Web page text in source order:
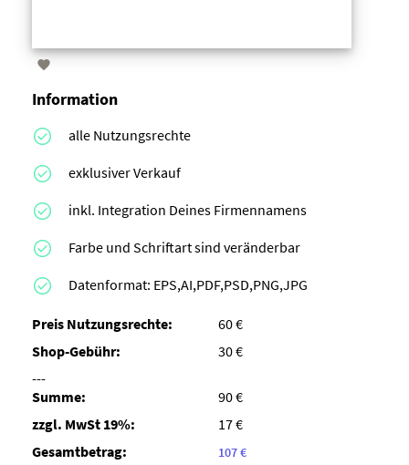

Information
alle Nutzungsrechte
exklusiver Verkauf
inkl. Integration Deines Firmennamens
Farbe und Schriftart sind veränderbar
Datenformat: EPS,AI,PDF,PSD,PNG,JPG
Preis Nutzungsrechte:
60 €
Shop-Gebühr:
30 €
---
Summe:
90 €
zzgl. MwSt 19%:
17 €
Gesamtbetrag:
107 €